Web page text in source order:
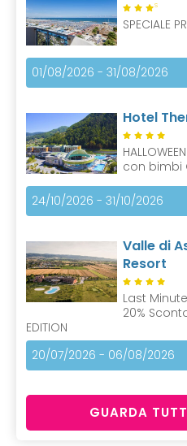
S
SPECIALE
01/08/2026 - 31/08/2026
Hotel
con bimbi
24/10/2026 - 31/10/2026
Valle di
Resort
Last Minute
20%
EDITION
20/07/2026 - 06/08/2026
GUARDA